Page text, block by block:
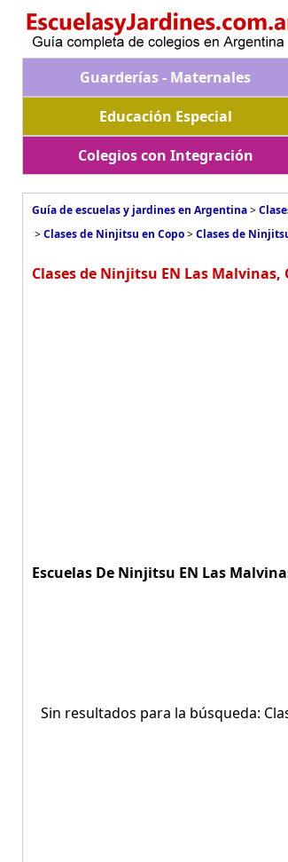
Guarderías - Maternales
Educación Especial
Colegios con Integración
Guía de escuelas y jardines en Argentina>
>Clases de Ninjitsu en Copo>Clases de
Clases de Ninjitsu EN Las Malvinas,
Escuelas De Ninjitsu EN Las
Sin resultados para la búsqueda: